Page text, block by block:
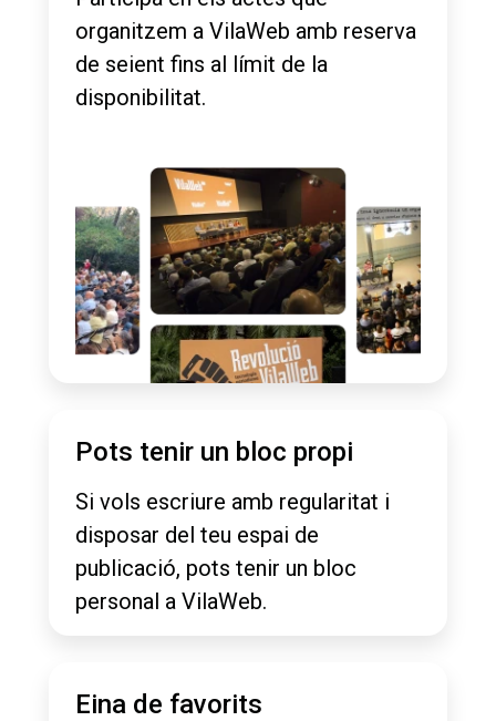
organitzem a VilaWeb amb reserva
de seient fins al límit de la
disponibilitat.
Pots tenir un bloc propi
Si vols escriure amb regularitat i
disposar del teu espai de
publicació, pots tenir un bloc
personal a VilaWeb.
Eina de favorits